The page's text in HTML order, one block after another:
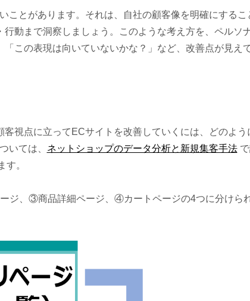
ことがあります。それは、自社の顧客像を明確にする
動まで洞察しましょう。このような考え方を、ペルソ
この表現は向いていないかな？」など、改善点が見え
視点に立ってECサイトを改善していくには、どのよ
いては、 ネットショップのデータ分析と新規集客手法で
。
、③商品詳細ページ、④カートページの4つに分けられ